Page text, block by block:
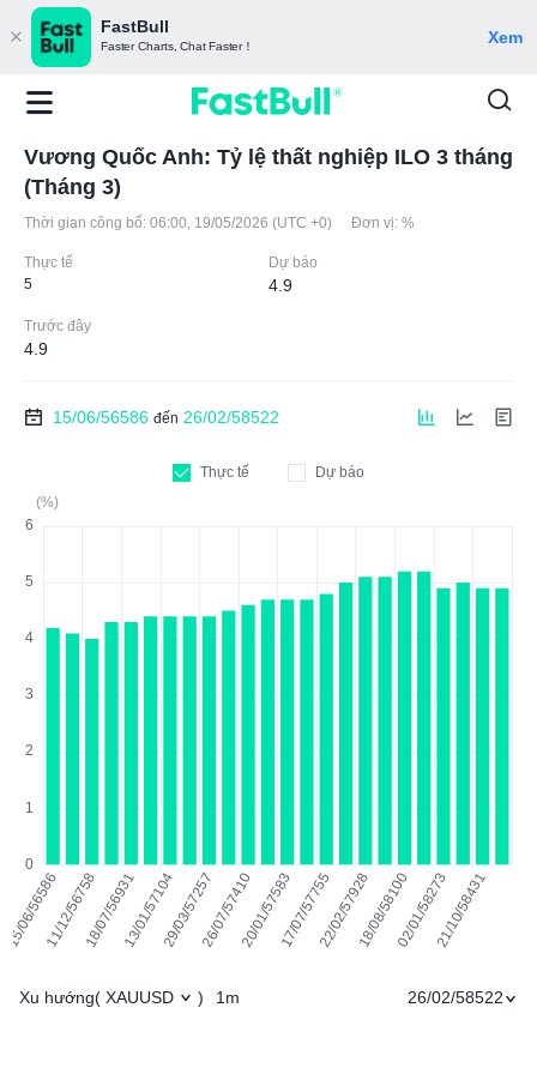
FastBull
Faster Charts, Chat Faster！ Xem
Vương Quốc Anh: Tỷ lệ thất nghiệp ILO 3 tháng
(Tháng 3)
Thời gian công bố: 06:00, 19/05/2026 (UTC +0) Đơn vị: %
Thực tế
5
Dự báo
4.9
Trước đây
4.9
15/06/56586 đến 26/02/58522
Thực tế
Dự báo
(%)
Xu hướng( XAUUSD ) 1m 26/02/58522